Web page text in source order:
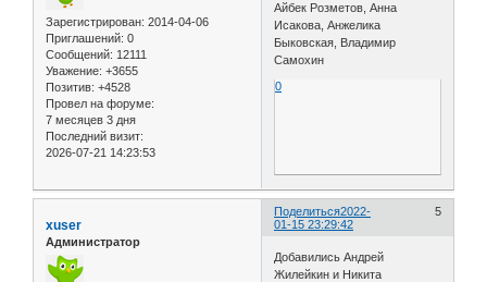
Зарегистрирован: 2014-04-06
Приглашений: 0
Сообщений: 12111
Уважение: +3655
Позитив: +4528
Провел на форуме:
7 месяцев 3 дня
Последний визит:
2026-07-21 14:23:53
Айбек Розметов, Анна
Исакова, Анжелика
Быковская, Владимир
Самохин
0
Поделиться 5
2022-
01-15 23:29:42
xuser
Администратор
Добавились Андрей
Жилейкин и Никита